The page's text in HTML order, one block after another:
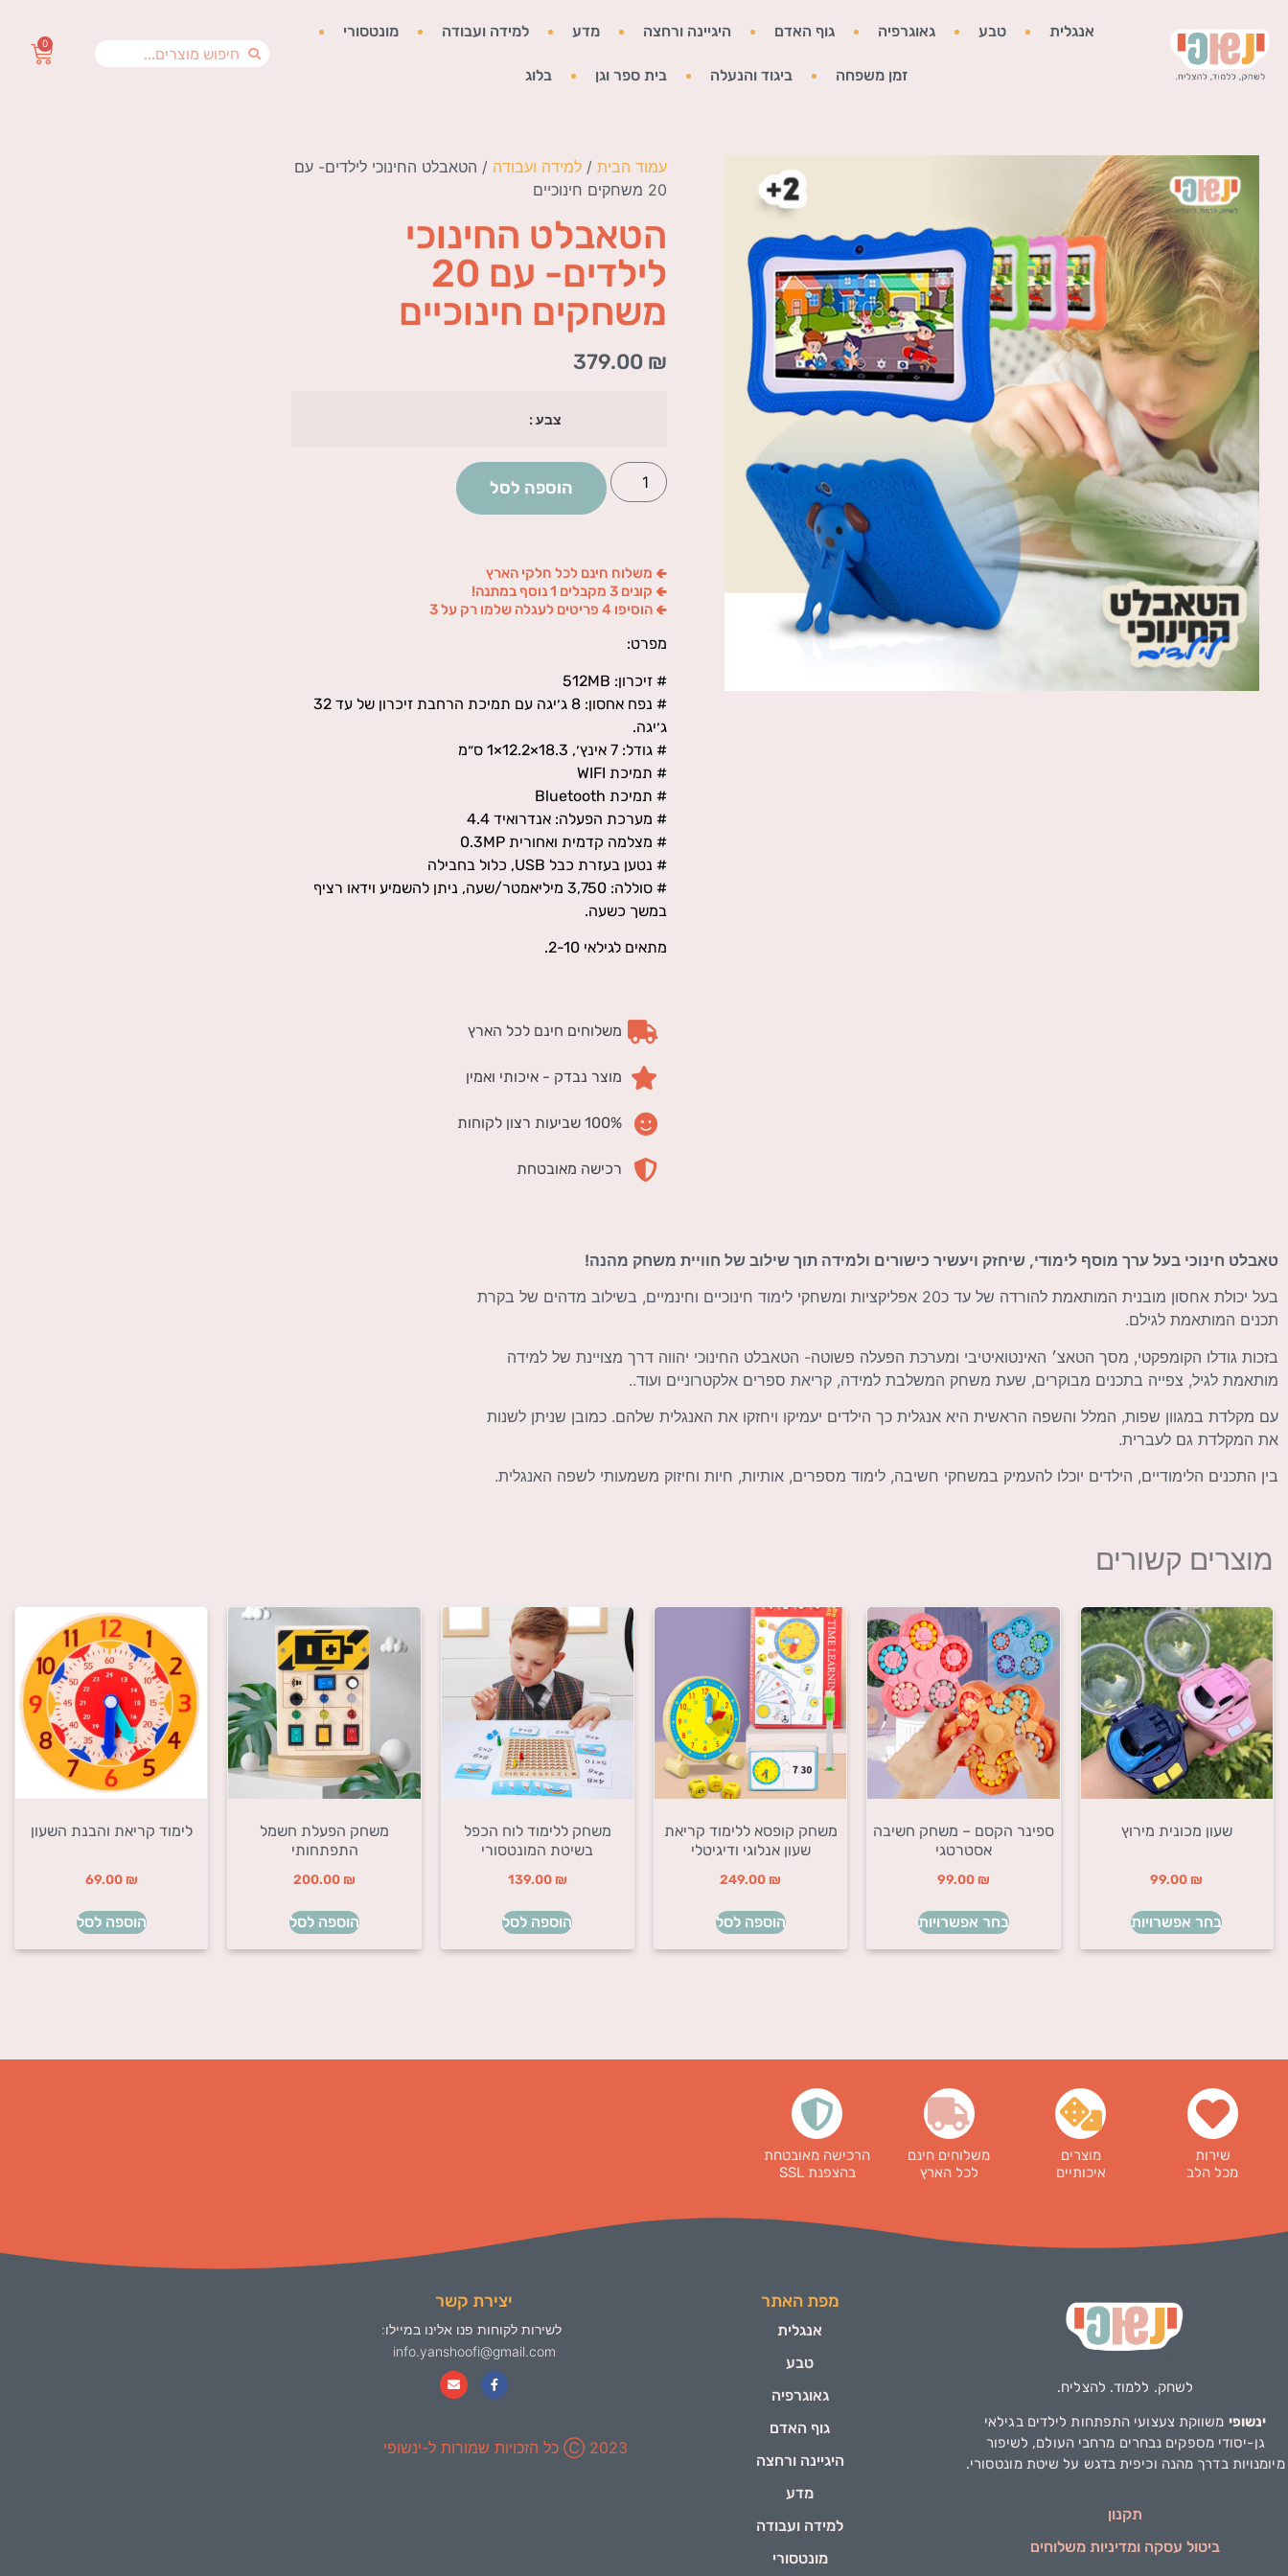
אנגלית טבע גאוגרפיה גוף האדם היגיינה ורחצה מדע למידה ועבודה מונטסורי
זמן משפחה ביגוד והנעלה בית ספר וגן בלוג
0
עמוד הבית /למידה ועבודה / הטאבלט החינוכי לילדים- עם
20 משחקים חינוכיים
הטאבלט החינוכי
לילדים- עם 20
משחקים חינוכיים
379.00 ₪
צבע :
הוספה לסל
🢀 משלוח חינם לכל חלקי הארץ
🢀 קונים 3 מקבלים 1 נוסף במתנה!
🢀 הוסיפו 4 פריטים לעגלה שלמו רק על 3
מפרט:
# זיכרון: 512MB
# נפח אחסון: 8 ג׳יגה עם תמיכת הרחבת זיכרון של עד 32
ג׳יגה.
# גודל: 7 אינץ׳, 18.3×12.2×1 ס״מ
# תמיכת WIFI
# תמיכת Bluetooth
# מערכת הפעלה: אנדרואיד 4.4
# מצלמה קדמית ואחורית 0.3MP
# נטען בעזרת כבל USB, כלול בחבילה
# סוללה: 3,750 מיליאמטר/שעה, ניתן להשמיע וידאו רציף
במשך כשעה.
מתאים לגילאי 2-10.
משלוחים חינם לכל הארץ
מוצר נבדק - איכותי ואמין
100% שביעות רצון לקוחות
רכישה מאובטחת
טאבלט חינוכי בעל ערך מוסף לימודי, שיחזק ויעשיר כישורים ולמידה תוך שילוב של חוויית משחק מהנה!
בעל יכולת אחסון מובנית המותאמת להורדה של עד כ20 אפליקציות ומשחקי לימוד חינוכיים וחינמיים, בשילוב מדהים של בקרת
תכנים המותאמת לגילם.
בזכות גודלו הקומפקטי, מסך הטאצ׳ האינטואיטיבי ומערכת הפעלה פשוטה- הטאבלט החינוכי יהווה דרך מצויינת של למידה
מותאמת לגיל, צפייה בתכנים מבוקרים, שעת משחק המשלבת למידה, קריאת ספרים אלקטרוניים ועוד..
עם מקלדת במגוון שפות, המלל והשפה הראשית היא אנגלית כך הילדים יעמיקו ויחזקו את האנגלית שלהם. כמובן שניתן לשנות
את המקלדת גם לעברית.
בין התכנים הלימודיים, הילדים יוכלו להעמיק במשחקי חשיבה, לימוד מספרים, אותיות, חיות וחיזוק משמעותי לשפה האנגלית.
מוצרים קשורים
שעון מכונית מירוץ
99.00 ₪
בחר אפשרויות
ספינר הקסם – משחק חשיבה
אסטרטגי
99.00 ₪
בחר אפשרויות
משחק קופסא ללימוד קריאת
שעון אנלוגי ודיגיטלי
249.00 ₪
הוספה לסל
משחק ללימוד לוח הכפל
בשיטת המונטסורי
139.00 ₪
הוספה לסל
משחק הפעלת חשמל
התפתחותי
200.00 ₪
הוספה לסל
לימוד קריאת והבנת השעון
69.00 ₪
הוספה לסל
שירות
מכל הלב
מוצרים
איכותיים
משלוחים חינם
לכל הארץ
הרכישה מאובטחת
בהצפנת SSL
לשחק. ללמוד. להצליח.
ינשופי משווקת צעצועי התפתחות לילדים בגילאי
גן-יסודי מספקים נבחרים מרחבי העולם, לשיפור
מיומנויות בדרך מהנה וכיפית בדגש על שיטת מונטסורי.
תקנון
ביטול עסקה ומדיניות משלוחים
מפת האתר
אנגלית
טבע
גאוגרפיה
גוף האדם
היגיינה ורחצה
מדע
למידה ועבודה
מונטסורי
יצירת קשר
לשירות לקוחות פנו אלינו במיילו:
info.yanshoofi@gmail.com
2023 Ⓒ כל הזכויות שמורות ל-ינשופי